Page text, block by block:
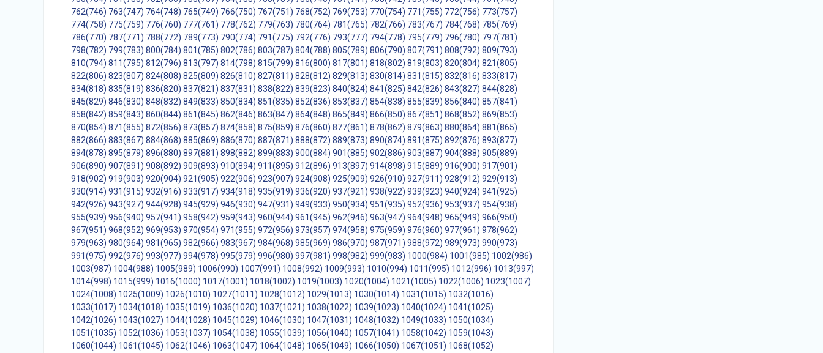
762(746) 763(747) 764(748) 765(749) 766(750) 767(751) 768(752) 769(753) 770(754) 771(755) 772(756) 773(757)
774(758) 775(759) 776(760) 777(761) 778(762) 779(763) 780(764) 781(765) 782(766) 783(767) 784(768) 785(769)
786(770) 787(771) 788(772) 789(773) 790(774) 791(775) 792(776) 793(777) 794(778) 795(779) 796(780) 797(781)
798(782) 799(783) 800(784) 801(785) 802(786) 803(787) 804(788) 805(789) 806(790) 807(791) 808(792) 809(793)
810(794) 811(795) 812(796) 813(797) 814(798) 815(799) 816(800) 817(801) 818(802) 819(803) 820(804) 821(805)
822(806) 823(807) 824(808) 825(809) 826(810) 827(811) 828(812) 829(813) 830(814) 831(815) 832(816) 833(817)
834(818) 835(819) 836(820) 837(821) 837(831) 838(822) 839(823) 840(824) 841(825) 842(826) 843(827) 844(828)
845(829) 846(830) 848(832) 849(833) 850(834) 851(835) 852(836) 853(837) 854(838) 855(839) 856(840) 857(841)
858(842) 859(843) 860(844) 861(845) 862(846) 863(847) 864(848) 865(849) 866(850) 867(851) 868(852) 869(853)
870(854) 871(855) 872(856) 873(857) 874(858) 875(859) 876(860) 877(861) 878(862) 879(863) 880(864) 881(865)
882(866) 883(867) 884(868) 885(869) 886(870) 887(871) 888(872) 889(873) 890(874) 891(875) 892(876) 893(877)
894(878) 895(879) 896(880) 897(881) 898(882) 899(883) 900(884) 901(885) 902(886) 903(887) 904(888) 905(889)
906(890) 907(891) 908(892) 909(893) 910(894) 911(895) 912(896) 913(897) 914(898) 915(889) 916(900) 917(901)
918(902) 919(903) 920(904) 921(905) 922(906) 923(907) 924(908) 925(909) 926(910) 927(911) 928(912) 929(913)
930(914) 931(915) 932(916) 933(917) 934(918) 935(919) 936(920) 937(921) 938(922) 939(923) 940(924) 941(925)
942(926) 943(927) 944(928) 945(929) 946(930) 947(931) 949(933) 950(934) 951(935) 952(936) 953(937) 954(938)
955(939) 956(940) 957(941) 958(942) 959(943) 960(944) 961(945) 962(946) 963(947) 964(948) 965(949) 966(950)
967(951) 968(952) 969(953) 970(954) 971(955) 972(956) 973(957) 974(958) 975(959) 976(960) 977(961) 978(962)
979(963) 980(964) 981(965) 982(966) 983(967) 984(968) 985(969) 986(970) 987(971) 988(972) 989(973) 990(973)
991(975) 992(976) 993(977) 994(978) 995(979) 996(980) 997(981) 998(982) 999(983) 1000(984) 1001(985) 1002(986)
1003(987) 1004(988) 1005(989) 1006(990) 1007(991) 1008(992) 1009(993) 1010(994) 1011(995) 1012(996) 1013(997)
1014(998) 1015(999) 1016(1000) 1017(1001) 1018(1002) 1019(1003) 1020(1004) 1021(1005) 1022(1006) 1023(1007)
1024(1008) 1025(1009) 1026(1010) 1027(1011) 1028(1012) 1029(1013) 1030(1014) 1031(1015) 1032(1016)
1033(1017) 1034(1018) 1035(1019) 1036(1020) 1037(1021) 1038(1022) 1039(1023) 1040(1024) 1041(1025)
1042(1026) 1043(1027) 1044(1028) 1045(1029) 1046(1030) 1047(1031) 1048(1032) 1049(1033) 1050(1034)
1051(1035) 1052(1036) 1053(1037) 1054(1038) 1055(1039) 1056(1040) 1057(1041) 1058(1042) 1059(1043)
1060(1044) 1061(1045) 1062(1046) 1063(1047) 1064(1048) 1065(1049) 1066(1050) 1067(1051) 1068(1052)